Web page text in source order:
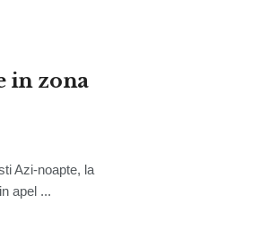
in zona
Azi-noapte, la
apel ...